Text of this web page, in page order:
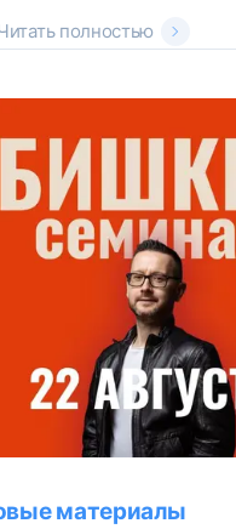
полностью
материалы